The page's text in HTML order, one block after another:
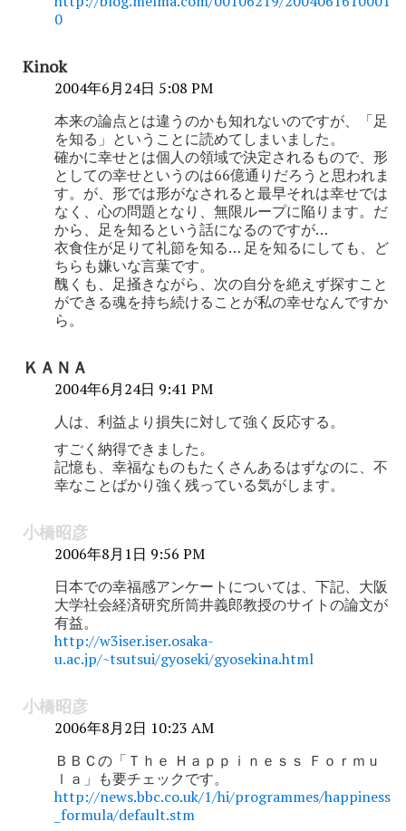
0
Kinok
2004年6月24日 5:08 PM
本来の論点とは違うのかも知れないのですが、「足
を知る」ということに読めてしまいました。
確かに幸せとは個人の領域で決定されるもので、形
としての幸せというのは66億通りだろうと思われま
す。が、形では形がなされると最早それは幸せでは
なく、心の問題となり、無限ループに陥ります。だ
から、足を知るという話になるのですが…
衣食住が足りて礼節を知る… 足を知るにしても、ど
ちらも嫌いな言葉です。
醜くも、足掻きながら、次の自分を絶えず探すこと
ができる魂を持ち続けることが私の幸せなんですか
ら。
ＫＡＮＡ
2004年6月24日 9:41 PM
人は、利益より損失に対して強く反応する。
すごく納得できました。
記憶も、幸福なものもたくさんあるはずなのに、不
幸なことばかり強く残っている気がします。
小橋昭彦
2006年8月1日 9:56 PM
日本での幸福感アンケートについては、下記、大阪
大学社会経済研究所筒井義郎教授のサイトの論文が
有益。
http://w3iser.iser.osaka-
u.ac.jp/~tsutsui/gyoseki/gyosekina.html
小橋昭彦
2006年8月2日 10:23 AM
ＢＢＣの「Ｔｈｅ Ｈａｐｐｉｎｅｓｓ Ｆｏｒｍｕ
ｌａ」も要チェックです。
http://news.bbc.co.uk/1/hi/programmes/happiness
_formula/default.stm